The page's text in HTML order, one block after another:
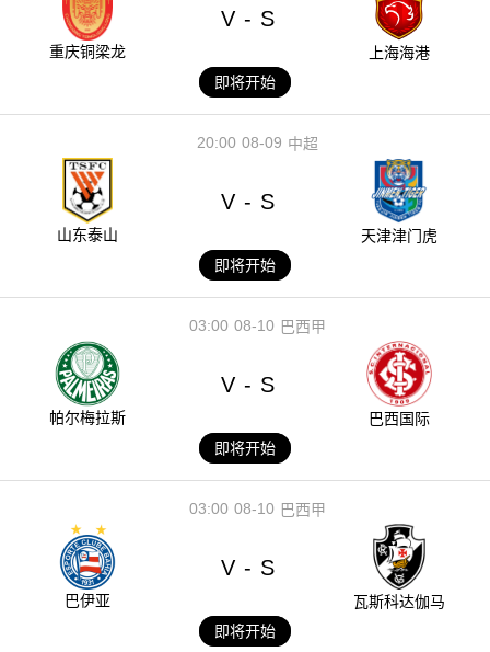
重庆铜梁龙
V - S
上海海港
即将开始
08-09
20:00 中超
山东泰山
V - S
天津津门虎
即将开始
08-10
03:00 巴西甲
帕尔梅拉斯
V - S
巴西国际
即将开始
08-10
03:00 巴西甲
巴伊亚
V - S
瓦斯科达伽马
即将开始